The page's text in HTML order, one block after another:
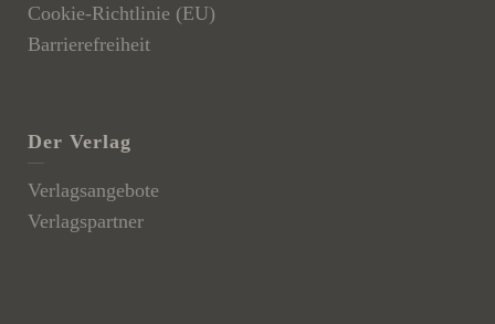
Cookie-Richtlinie (EU)
Barrierefreiheit
Der Verlag
Verlagsangebote
Verlagspartner